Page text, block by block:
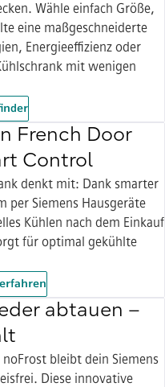
Wähle einfach Größe,
eine maßgeschneiderte
Energieeffizienz oder
mit wenigen
French Door
Control
denkt mit: Dank smarter
per Siemens Hausgeräte
Kühlen nach dem Einkauf
für optimal gekühlte
abtauen –
bleibt dein Siemens
Diese innovative